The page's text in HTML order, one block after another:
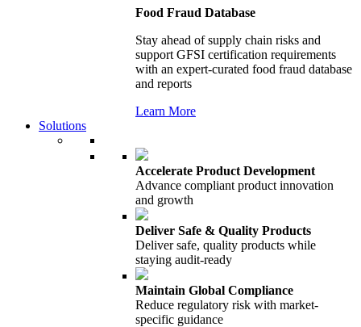
Food Fraud Database
Stay ahead of supply chain risks and
support GFSI certification requirements
with an expert-curated food fraud database
and reports
Learn More
Solutions
Accelerate Product Development
Advance compliant product innovation
and growth
Deliver Safe & Quality Products
Deliver safe, quality products while
staying audit-ready
Maintain Global Compliance
Reduce regulatory risk with market-
specific guidance